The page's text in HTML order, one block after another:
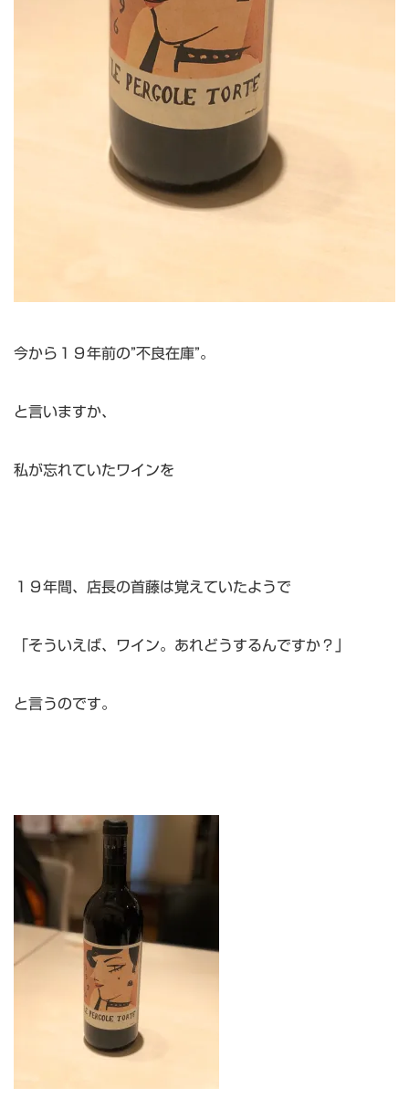
今から１９年前の”不良在庫”。
と言いますか、
私が忘れていたワインを
１９年間、店長の首藤は覚えていたようで
「そういえば、ワイン。あれどうするんですか？」
と言うのです。